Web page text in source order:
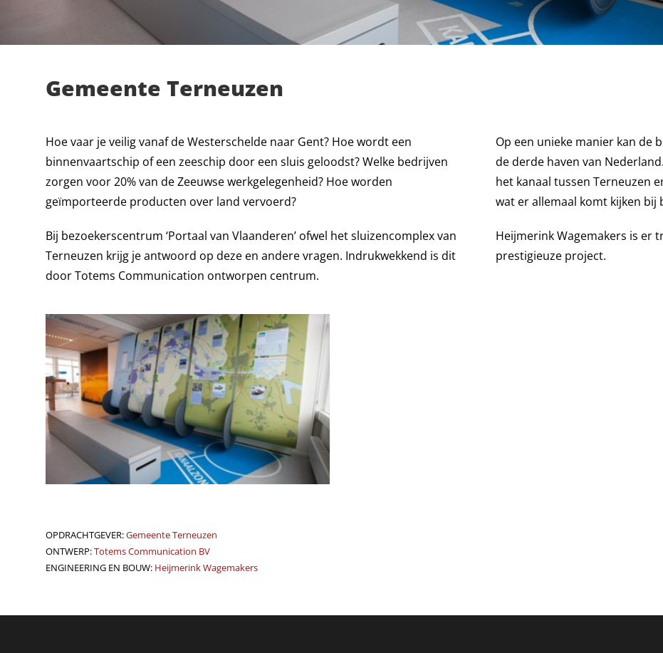
Gemeente Terneuzen
Hoe vaar je veilig vanaf de Westerschelde naar Gent? Hoe wordt een
binnenvaartschip of een zeeschip door een sluis geloodst? Welke bedrijven
zorgen voor 20% van de Zeeuwse werkgelegenheid? Hoe worden
geïmporteerde producten over land vervoerd?
Bij bezoekerscentrum ‘Portaal van Vlaanderen’ ofwel het sluizencomplex van
Terneuzen krijg je antwoord op deze en andere vragen. Indrukwekkend is dit
door Totems Communication ontworpen centrum.
Op een unieke manier kan de
de derde haven van
het kanaal tussen Terneuzen
wat er allemaal komt kijken bij
Heijmerink Wagemakers is er
prestigieuze project.
OPDRACHTGEVER:Gemeente Terneuzen
ONTWERP:Totems Communication BV
ENGINEERING EN BOUW: Heijmerink Wagemakers